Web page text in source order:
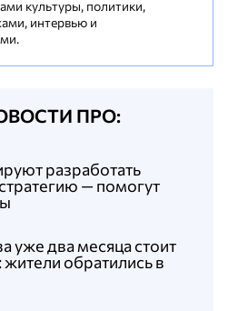
культуры, политики,
интервью и
ПРО:
уже два месяца стоит
жители обратились в
разработать
— помогут